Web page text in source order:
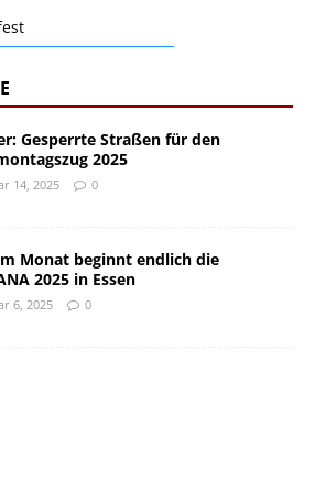
Gesperrte Straßen für den
2025
14, 2025 0
Monat beginnt endlich die
2025 in Essen
6, 2025 0